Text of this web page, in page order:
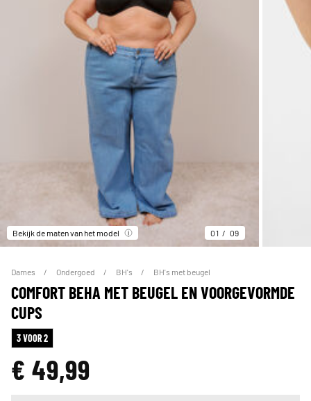
Bekijk de maten van het model 01 09
Dames Ondergoed BH's BH's met beugel
COMFORT BEHA MET BEUGEL EN VOORGEVORMDE
CUPS
3 VOOR 2
€ 49,99